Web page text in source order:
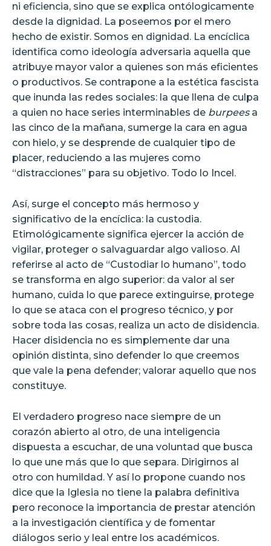
ni eficiencia, sino que se explica ontólogicamente
desde la dignidad. La poseemos por el mero
hecho de existir. Somos en dignidad. La encíclica
identifica como ideología adversaria aquella que
atribuye mayor valor a quienes son más eficientes
o productivos. Se contrapone a la estética fascista
que inunda las redes sociales: la que llena de culpa
a quien no hace series interminables de burpeesa
las cinco de la mañana, sumerge la cara en agua
con hielo, y se desprende de cualquier tipo de
placer, reduciendo a las mujeres como
“distracciones” para su objetivo. Todo lo Incel.
Así, surge el concepto más hermoso y
significativo de la encíclica: la custodia.
Etimológicamente significa ejercer la acción de
vigilar, proteger o salvaguardar algo valioso. Al
referirse al acto de “Custodiar lo humano”, todo
se transforma en algo superior: da valor al ser
humano, cuida lo que parece extinguirse, protege
lo que se ataca con el progreso técnico, y por
sobre toda las cosas, realiza un acto de disidencia.
Hacer disidencia no es simplemente dar una
opinión distinta, sino defender lo que creemos
que vale la pena defender; valorar aquello que nos
constituye.
El verdadero progreso nace siempre de un
corazón abierto al otro, de una inteligencia
dispuesta a escuchar, de una voluntad que busca
lo que une más que lo que separa. Dirigirnos al
otro con humildad. Y así lo propone cuando nos
dice que la Iglesia no tiene la palabra definitiva
pero reconoce la importancia de prestar atención
a la investigación científica y de fomentar
diálogos serio y leal entre los académicos.